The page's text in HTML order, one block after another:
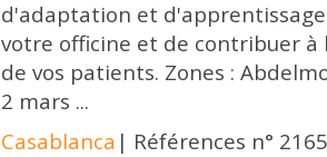
d'adaptation et
votre officine et de contribuer
de vos patients. Zones :
2 mars ...
Casablanca | Références n°